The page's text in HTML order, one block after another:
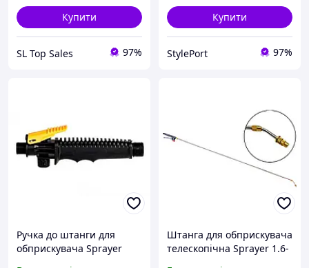
Купити
SL Top Sales 97%
Купити
StylePort 97%
Ручка до штанги для
обприскувача Sprayer
Штанга для обприскувача
телескопічна Sprayer 1.6-